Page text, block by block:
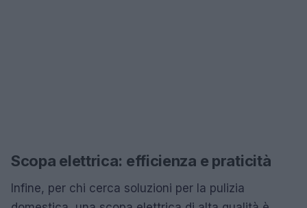
Scopa elettrica: efficienza e praticità
Infine, per chi cerca soluzioni per la pulizia